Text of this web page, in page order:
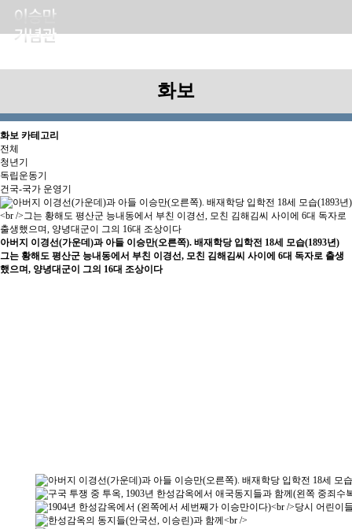
화보
화보 카테고리
전체
청년기
독립운동기
건국-국가 운영기
아버지 이경선(가운데)과 아들 이승만(오른쪽). 배재학당 입학전 18세 모습(1893년)
그는 황해도 평산군 능내동에서 부친 이경선, 모친 김해김씨 사이에 6대 독자로 출생
했으며, 양녕대군이 그의 16대 조상이다